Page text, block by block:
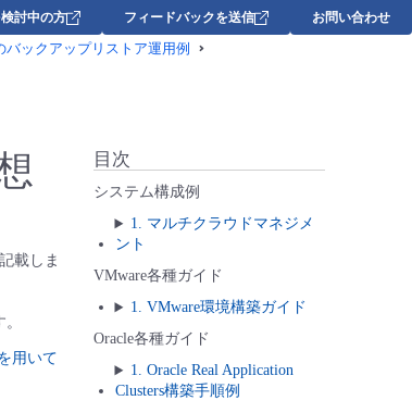
討中の方 フィードバックを送信 お問い合わせ
バックアップリストア運用例
載しま
用いて
目次
システム構成例
1. マルチクラウドマネジメ
ント
VMware各種ガイド
1. VMware環境構築ガイド
Oracle各種ガイド
1. Oracle Real Application
Clusters構築手順例